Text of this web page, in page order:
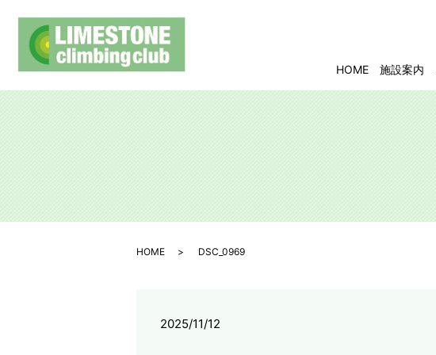
HOME 施設案内
HOME DSC_0969
2025/11/12